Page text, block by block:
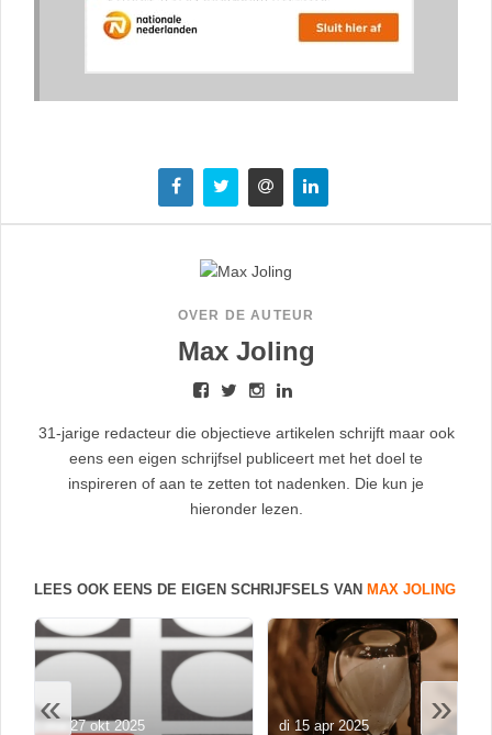
OVER DE AUTEUR
Max Joling
31-jarige redacteur die objectieve artikelen schrijft maar ook
eens een eigen schrijfsel publiceert met het doel te
inspireren of aan te zetten tot nadenken. Die kun je
hieronder lezen.
LEES OOK EENS DE EIGEN SCHRIJFSELS VAN MAX JOLING
«
ma 27 okt 2025 di 15 apr 2025 »